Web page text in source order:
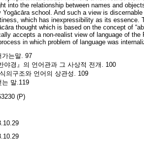
into the relationship between names and
Yogācāra school. And such a view is
which has inexpressibility as its essence.
thought which is based on the concept of
accepts a non-realist view of language of
in which problem of language was
가는말. 97
야경』의 언어관과 그 사상적 전개. 100
식의구조와 언어의 상관성. 109
는 말.119
(P)